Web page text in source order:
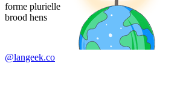
forme plurielle
brood hens
@langeek.co